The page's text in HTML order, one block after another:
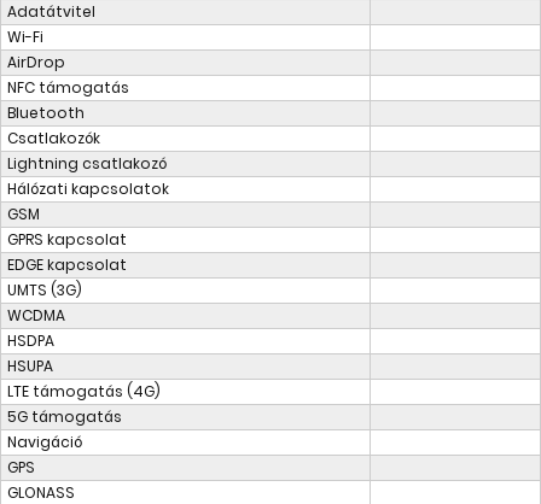
Adatátvitel
Wi-Fi
AirDrop
NFC támogatás
Bluetooth
Csatlakozók
Lightning csatlakozó
Hálózati kapcsolatok
GSM
GPRS kapcsolat
EDGE kapcsolat
UMTS (3G)
WCDMA
HSDPA
HSUPA
LTE támogatás (4G)
5G támogatás
Navigáció
GPS
GLONASS